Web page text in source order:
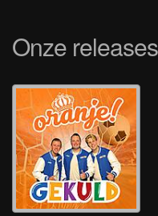
Onze releases